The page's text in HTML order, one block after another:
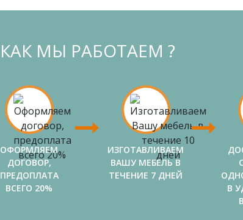
КАК МЫ РАБОТАЕМ ?
ОФОРМЛЯЕМ
ДОГОВОР,
ПРЕДОПЛАТА
ВСЕГО 20%
ИЗГОТАВЛИВАЕМ
ВАШУ МЕБЕЛЬ В
ТЕЧЕНИЕ 7 ДНЕЙ
В